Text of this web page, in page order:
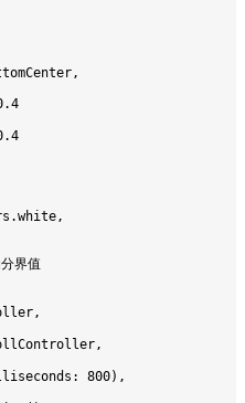
界值
800),